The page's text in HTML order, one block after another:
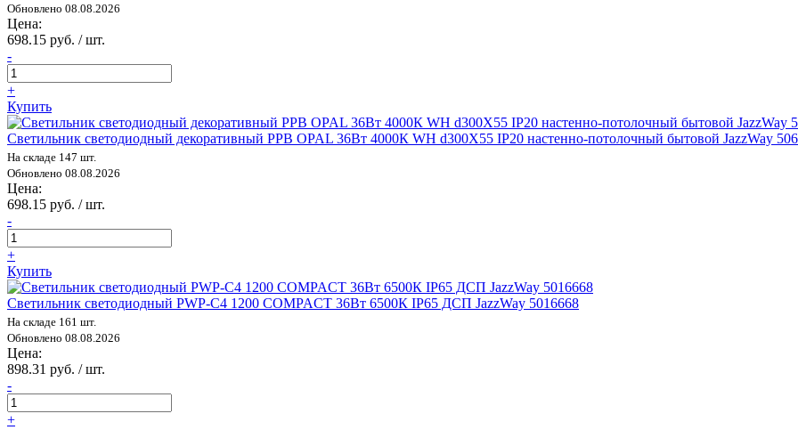
Обновлено 08.08.2026
Цена:
698.15 руб. / шт.
-
+
Купить
Светильник светодиодный декоративный PPB OPAL 36Вт 4000К WH d300X55 IP20 настенно-потолочный бытовой JazzWay
На складе 147 шт.
Обновлено 08.08.2026
Цена:
698.15 руб. / шт.
-
+
Купить
Светильник светодиодный PWP-С4 1200 COMPACT 36Вт 6500К IP65 ДСП JazzWay 5016668
На складе 161 шт.
Обновлено 08.08.2026
Цена:
898.31 руб. / шт.
-
+